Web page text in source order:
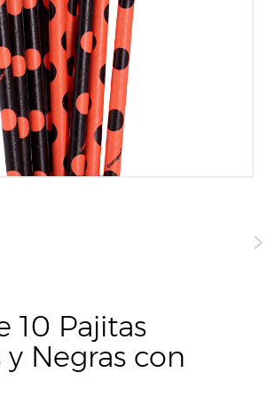
10 Pajitas
y Negras con